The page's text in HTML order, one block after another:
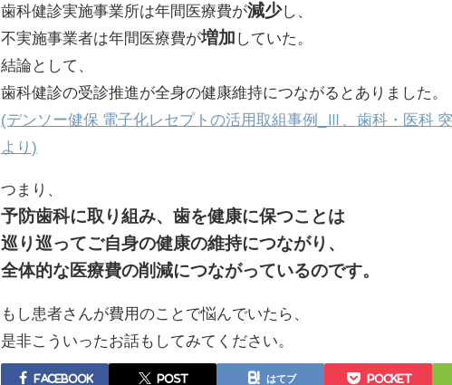
歯科健診実施事業所は年間医療費が減少し、
不実施事業者は年間医療費が増加 していた。
結論として、
歯科健診の受診推進が全身の健康維持につながるとありました。
(デンソー健保 電子化レセプトの活用取組事例_Ⅲ、歯科・医科
より)
つまり、
予防歯科に取り組み、歯を健康に保つことは
巡り巡ってご自身の健康の維持につながり、
全体的な医療費の削減につながっているのです。
もし患者さんが費用のことで悩んでいたら、
是非こういったお話もしてみてください。
Facebook post はてブ Pocket